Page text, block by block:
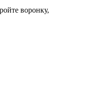
воронку,